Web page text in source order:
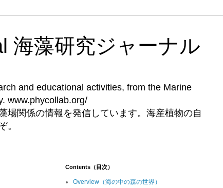
海藻研究ジャーナル
and educational activities, from the Marine
University. www.phycollab.org/
場関係の情報を発信しています。海産植物の自
。
Contents（目次）
Overview（海の中の森の世界）